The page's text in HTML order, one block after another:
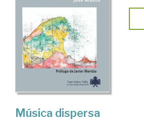
Música dispersa